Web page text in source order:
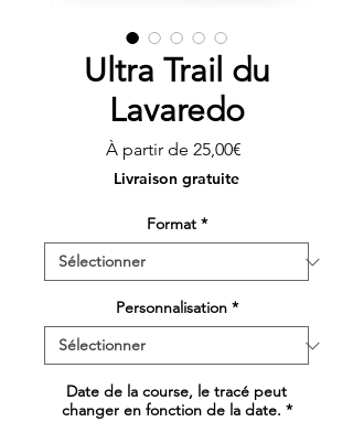
Ultra Trail du
Lavaredo
À partir de 25,00€
Livraison gratuite
Format *
Personnalisation *
Date de la course, le tracé peut
changer en fonction de la date. *